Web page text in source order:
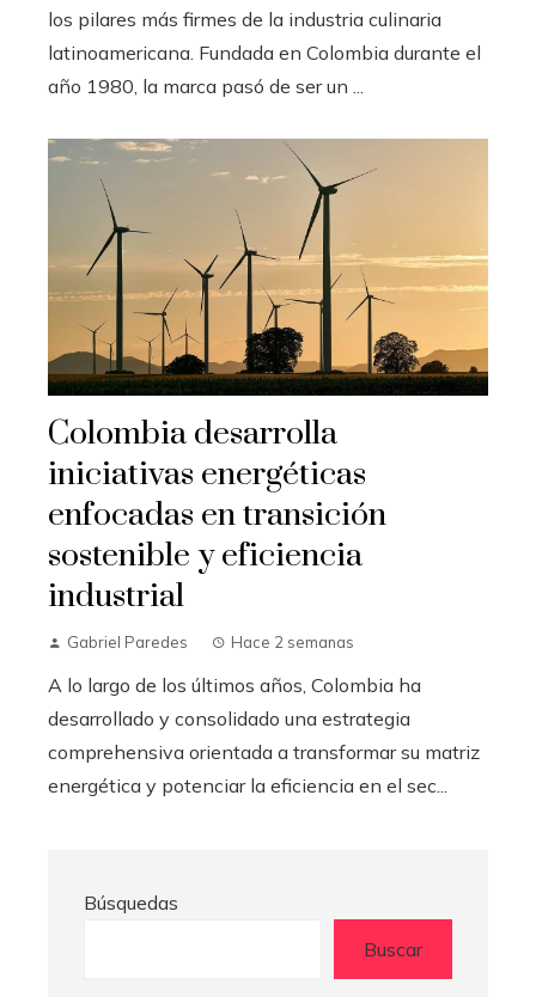
los pilares más firmes de la industria culinaria
latinoamericana. Fundada en Colombia durante el
año 1980, la marca pasó de ser un ...
Colombia desarrolla
iniciativas energéticas
enfocadas en transición
sostenible y eficiencia
industrial
Gabriel Paredes Hace 2 semanas
A lo largo de los últimos años, Colombia ha
desarrollado y consolidado una estrategia
comprehensiva orientada a transformar su matriz
energética y potenciar la eficiencia en el sec...
Búsquedas
Buscar